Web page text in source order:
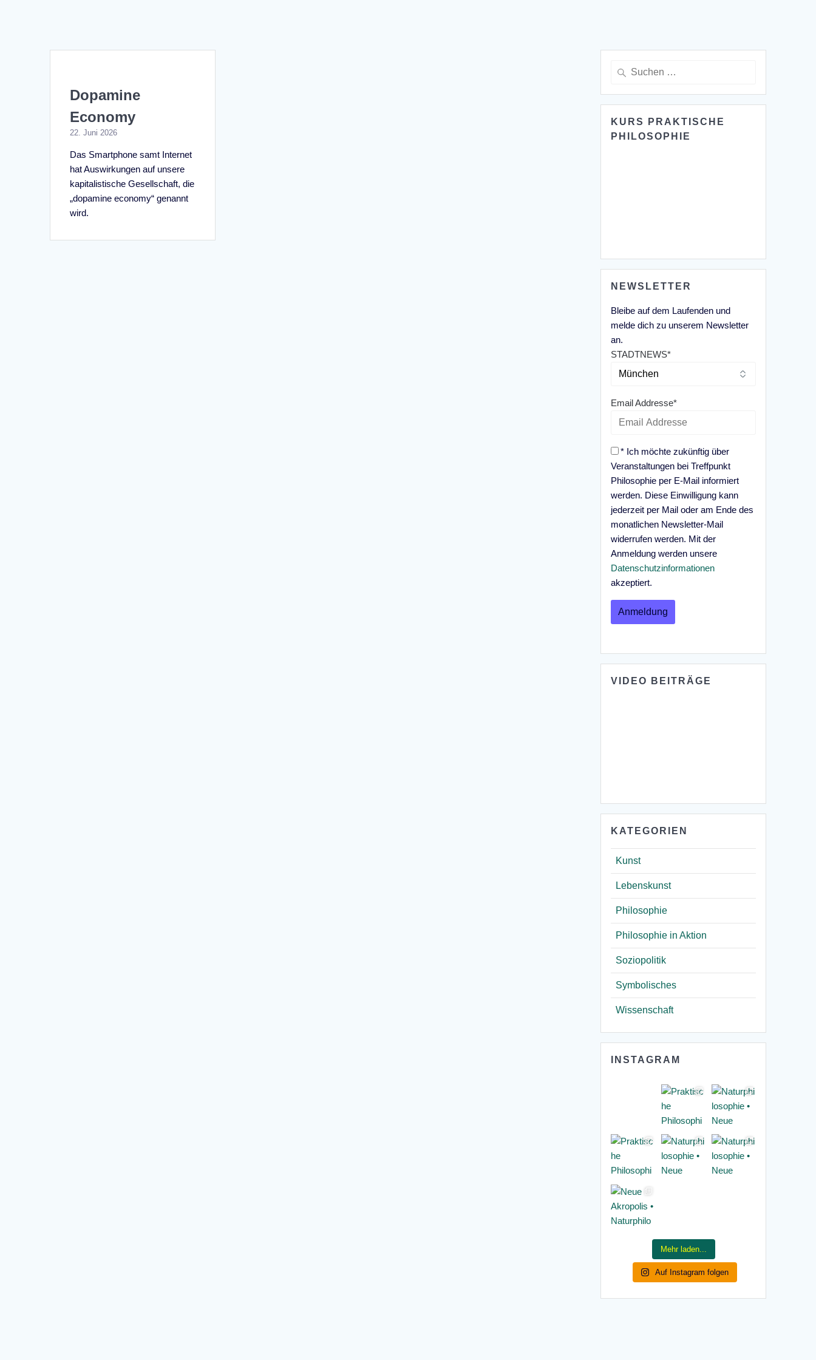
Dopamine
Economy
22. Juni 2026
Das Smartphone samt Internet
hat Auswirkungen auf unsere
kapitalistische Gesellschaft, die
„dopamine economy“ genannt
wird.
Suche
KURS PRAKTISCHE
PHILOSOPHIE
NEWSLETTER
Bleibe auf dem Laufenden und
melde dich zu unserem Newsletter
an.
STADTNEWS*
Email Addresse*
* Ich möchte zukünftig über
Veranstaltungen bei Treffpunkt
Philosophie per E-Mail informiert
werden. Diese Einwilligung kann
jederzeit per Mail oder am Ende des
monatlichen Newsletter-Mail
widerrufen werden. Mit der
Anmeldung werden unsere
Datenschutzinformationen
akzeptiert.
VIDEO BEITRÄGE
KATEGORIEN
Kunst
Lebenskunst
Philosophie
Philosophie in Aktion
Soziopolitik
Symbolisches
Wissenschaft
INSTAGRAM
Mehr laden...
Auf Instagram folgen